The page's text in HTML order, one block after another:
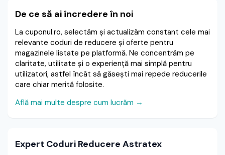
De ce să ai încredere în noi
La cuponul.ro, selectăm și actualizăm constant cele mai
relevante coduri de reducere și oferte pentru
magazinele listate pe platformă. Ne concentrăm pe
claritate, utilitate și o experiență mai simplă pentru
utilizatori, astfel încât să găsești mai repede reducerile
care chiar merită folosite.
Află mai multe despre cum lucrăm →
Expert Coduri Reducere Astratex